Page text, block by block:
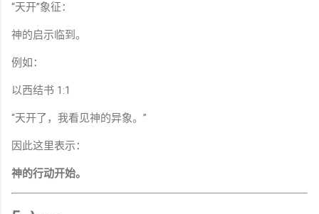
“天开”象征：
神的启示临到。
例如：
以西结书 1:1
“天开了，我看见神的异象。”
因此这里表示：
神的行动开始。